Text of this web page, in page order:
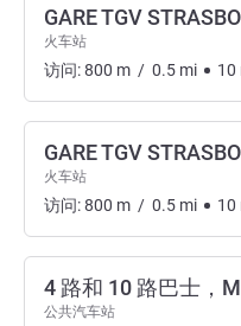
GARE TGV
火车站
访问:800 m / 0.5 mi 10
GARE TGV
火车站
访问:800 m / 0.5 mi 10
4 路和 10 路巴士，
公共汽车站